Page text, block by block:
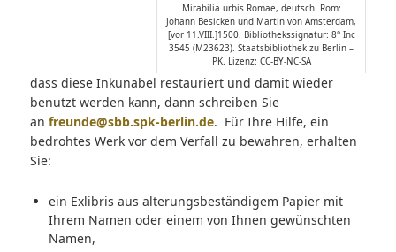
Mirabilia urbis Romae, deutsch. Rom:
Johann Besicken und Martin von Amsterdam,
[vor 11.VIII.]1500. Bibliothekssignatur: 8° Inc
3545 (M23623). Staatsbibliothek zu Berlin –
PK. Lizenz: CC-BY-NC-SA
dass diese Inkunabel restauriert und damit wieder
benutzt werden kann, dann schreiben Sie
an freunde@sbb.spk-berlin.de. Für Ihre Hilfe, ein
bedrohtes Werk vor dem Verfall zu bewahren, erhalten
Sie:
ein Exlibris aus alterungsbeständigem Papier mit
Ihrem Namen oder einem von Ihnen gewünschten
Namen,